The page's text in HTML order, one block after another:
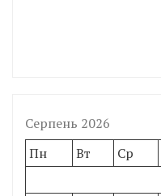
Серпень 2026
Пн
Вт Ср